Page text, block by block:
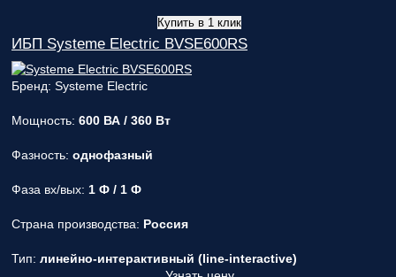
Купить в 1 клик
ИБП Systeme Electric BVSE600RS
Бренд: Systeme Electric
Мощность: 600 ВА / 360 Вт
Фазность: однофазный
Фаза вх/вых: 1 Ф / 1 Ф
Страна производства: Россия
Тип: линейно-интерактивный (line-interactive)